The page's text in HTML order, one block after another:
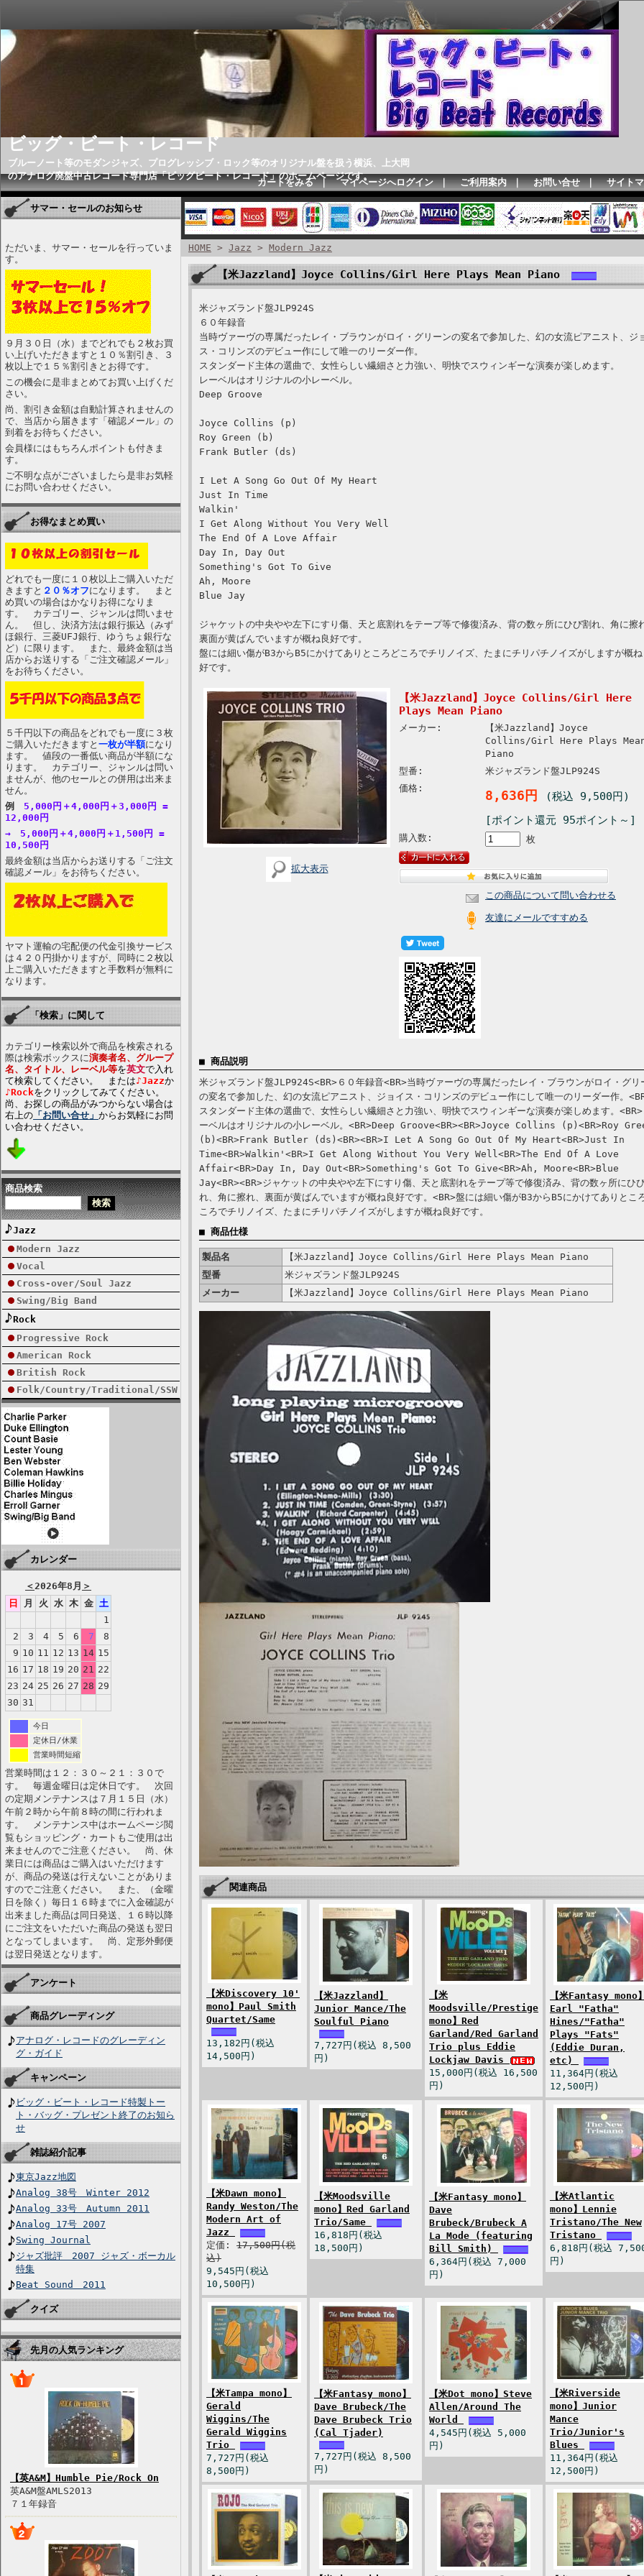
ビッグ・ビート・レコード
ブルーノート等のモダンジャズ、プログレッシブ・ロック等のオリジナル盤を扱う横浜、上大岡
のアナログ廃盤中古レコード専門店「ビッグビート・レコード」のホームページです。
カートをみる｜ マイページへログイン｜ ご利用案内｜ お問い合せ｜ サイト
サマー・セールのお知らせ
ただいま、サマー・セールを行っていま
す。
９月３０日（水）までどれでも２枚お買
い上げいただきますと１０％割引き、３
枚以上で１５％割引きとお得です。
この機会に是非まとめてお買い上げくだ
さい。
尚、割引き金額は自動計算されませんの
で、当店から届きます「確認メール」の
到着をお待ちください。
会員様にはもちろんポイントも付きま
す。
ご不明な点がございましたら是非お気軽
にお問い合わせください。
お得なまとめ買い
どれでも一度に１０枚以上ご購入いただ
きますと ２０％オフになります。 まと
め買いの場合はかなりお得になりま
す。 カテゴリー、ジャンルは問いませ
ん。 但し、決済方法は銀行振込（みず
ほ銀行、三菱UFJ銀行、ゆうちょ銀行な
ど）に限ります。 また、最終金額は当
店からお送りする「ご注文確認メール」
をお待ちください。
５千円以下の商品をどれでも一度に３枚
ご購入いただきますと 一枚が半額になり
ます。 値段の一番低い商品が半額にな
ります。 カテゴリー、ジャンルは問い
ませんが、他のセールとの併用は出来ま
せん。
例
5,000円＋4,000円＋3,000円 =
12,000円
→ 5,000円＋4,000円＋1,500円 =
10,500円
最終金額は当店からお送りする「ご注文
確認メール」をお待ちください。
ヤマト運輸の宅配便の代金引換サービス
は４２０円掛かりますが、同時に２枚以
上ご購入いただきますと手数料が無料に
なります。
「検索」に関して
カテゴリー検索以外で商品を検索される
際は検索ボックスに演奏者名、グループ
名、タイトル、レーベル等を英文で入れ
て検索してください。 または♪Jazzか
♪Rockをクリックしてみてください。
尚、お探しの商品がみつからない場合は
右上の 「お問い合せ」 からお気軽にお問
い合わせください。
商品検索
Jazz
Modern Jazz
Vocal
Cross-over/Soul Jazz
Swing/Big Band
Rock
Progressive Rock
American Rock
British Rock
Folk/Country/Traditional/SSW
カレンダー
＜2026年8月 ＞
日
月 火 水 木 金 土
1
2
3 4 5 6 7
8
9 10 11 12 13 14 15
16 17 18 19 20 21 22
23 24 25 26 27 28 29
30 31
今日
定休日/休業
営業時間短縮
営業時間は１２：３０～２１：３０で
す。 毎週金曜日は定休日です。 次回
の定期メンテナンスは７月１５日（水）
午前２時から午前８時の間に行われま
す。 メンテナンス中はホームページ閲
覧もショッピング・カートもご使用は出
来ませんのでご注意ください。 尚、休
業日には商品はご購入はいただけます
が、商品の発送は行えないことがありま
すのでご注意ください。 また、（金曜
日を除く）毎日１６時までに入金確認が
出来ました商品は同日発送、１６時以降
にご注文をいただいた商品の発送も翌日
となってしまいます。 尚、定形外郵便
は翌日発送となります。
アンケート
商品グレーディング
アナログ・レコードのグレーディン
グ・ガイド
キャンペーン
ビッグ・ビート・レコード特製トー
ト・バッグ・プレゼント終了のお知ら
せ
雑誌紹介記事
東京Jazz地図
Analog 38号 Winter 2012
Analog 33号 Autumn 2011
Analog 17号 2007
Swing Journal
ジャズ批評 2007 ジャズ・ボーカル
特集
Beat Sound 2011
クイズ
先月の人気ランキング
【英A&M】Humble Pie/Rock On
英A&M盤AMLS2013
７１年録音
HOME > Jazz > Modern Jazz
【米Jazzland】Joyce Collins/Girl Here Plays Mean Piano
米ジャズランド盤JLP924S
６０年録音
当時ヴァーヴの専属だったレイ・ブラウンがロイ・グリーンの変名で参加した、幻の女流ピアニスト、ジ
ス・コリンズのデビュー作にして唯一のリーダー作。
スタンダード主体の選曲で、女性らしい繊細さと力強い、明快でスウィンギーな演奏が楽しめます。
レーベルはオリジナルの小レーベル。
Deep Groove
Joyce Collins (p)
Roy Green (b)
Frank Butler (ds)
I Let A Song Go Out Of My Heart
Just In Time
Walkin'
I Get Along Without You Very Well
The End Of A Love Affair
Day In, Day Out
Something's Got To Give
Ah, Moore
Blue Jay
ジャケットの中央やや左下にすり傷、天と底割れをテープ等で修復済み、背の数ヶ所にひび割れ、角に擦
裏面が黄ばんでいますが概ね良好です。
盤には細い傷がB3からB5にかけてありところどころでチリノイズ、たまにチリパチノイズがしますが概
好です。
拡大表示
【米Jazzland】Joyce Collins/Girl Here
Plays Mean Piano
メーカー:
【米Jazzland】Joyce
Collins/Girl Here Plays
Piano
型番:
米ジャズランド盤JLP924S
価格:
8,636円
(税込 9,500円)
[ポイント還元 95ポイント～]
購入数: 枚
この商品について問い合わせる
友達にメールですすめる
■ 商品説明
米ジャズランド盤JLP924S<BR>６０年録音<BR>当時ヴァーヴの専属だったレイ・ブラウンがロイ・グリ
の変名で参加した、幻の女流ピアニスト、ジョイス・コリンズのデビュー作にして唯一のリーダー作。
スタンダード主体の選曲で、女性らしい繊細さと力強い、明快でスウィンギーな演奏が楽しめます。
ーベルはオリジナルの小レーベル。<BR>Deep Groove<BR><BR>Joyce Collins (p)<BR>Roy
(b)<BR>Frank Butler (ds)<BR><BR>I Let A Song Go Out Of My Heart<BR>Just In
Time<BR>Walkin'<BR>I Get Along Without You Very Well<BR>The End Of A Love
Affair<BR>Day In, Day Out<BR>Something's Got To Give<BR>Ah, Moore<BR>Blue
Jay<BR><BR>ジャケットの中央やや左下にすり傷、天と底割れをテープ等で修復済み、背の数ヶ所にひ
れ、角に擦れ、裏面が黄ばんでいますが概ね良好です。<BR>盤には細い傷がB3からB5にかけてありとこ
ころでチリノイズ、たまにチリパチノイズがしますが概ね良好です。
■ 商品仕様
製品名
【米Jazzland】Joyce Collins/Girl Here Plays Mean Piano
型番
米ジャズランド盤JLP924S
メーカー
【米Jazzland】Joyce Collins/Girl Here Plays Mean Piano
関連商品
【米Discovery 10'
mono】Paul Smith
Quartet/Same
13,182円(税込
14,500円)
【米Jazzland】
Junior Mance/The
Soulful Piano
7,727円(税込 8,500
円)
【米
Moodsville/Prestige
mono】Red
Garland/Red Garland
Trio plus Eddie
Lockjaw Davis
15,000円(税込 16,500
円)
【米Fantasy mono
Earl "Fatha"
Hines/"Fatha"
Plays "Fats"
(Eddie Duran,
etc)
11,364円(税込
12,500円)
【米Dawn mono】
Randy Weston/The
Modern Art of
Jazz
定価: 17,500円(税
込)
9,545円(税込
10,500円)
【米Moodsville
mono】Red Garland
Trio/Same
16,818円(税込
18,500円)
【米Fantasy mono】
Dave
Brubeck/Brubeck A
La Mode (featuring
Bill Smith)
6,364円(税込 7,000
円)
【米Atlantic
mono】Lennie
Tristano/The New
Tristano
6,818円(税込
円)
【米Tampa mono】
Gerald
Wiggins/The
Gerald Wiggins
Trio
7,727円(税込
8,500円)
【米Fantasy mono】
Dave Brubeck/The
Dave Brubeck Trio
(Cal Tjader)
7,727円(税込 8,500
円)
【米Dot mono】Steve
Allen/Around The
World
4,545円(税込 5,000
円)
【米Riverside
mono】Junior
Mance
Trio/Junior's
Blues
11,364円(税込
12,500円)